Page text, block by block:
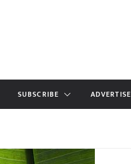
SUBSCRIBE ADVERTISE